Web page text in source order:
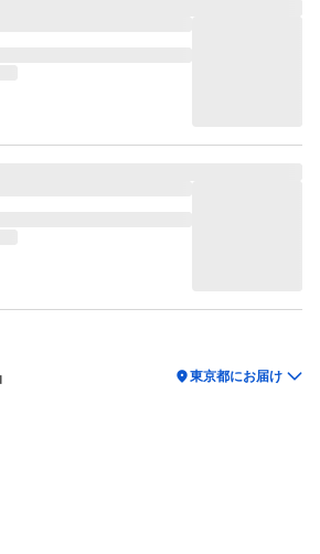
location_on東京都にお届け